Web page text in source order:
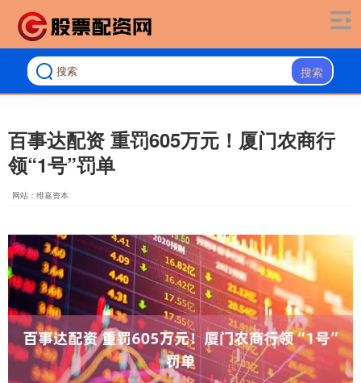
搜索
百事达配资 重罚605万元！厦门农商行
领“1号”罚单
网站：维嘉资本